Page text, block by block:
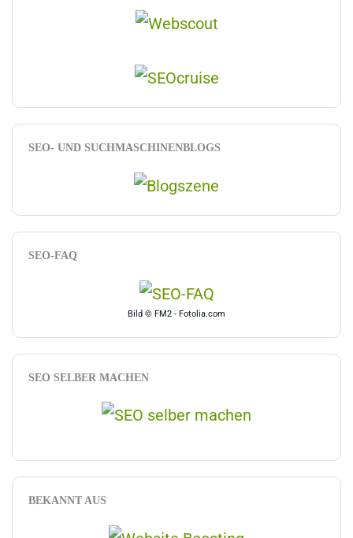
SEO- UND SUCHMASCHINENBLOGS
SEO-FAQ
Bild © FM2 - Fotolia.com
SEO SELBER MACHEN
BEKANNT AUS